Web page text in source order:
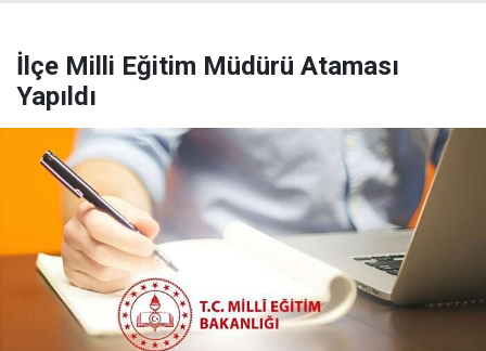
İlçe Milli Eğitim Müdürü Ataması
Yapıldı